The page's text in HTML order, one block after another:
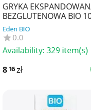
GRYKA
BEZGLUTENOWA BIO
BIO PLANET
Eden BIO
0.0
Availability: 329 item(s)
8 16zł